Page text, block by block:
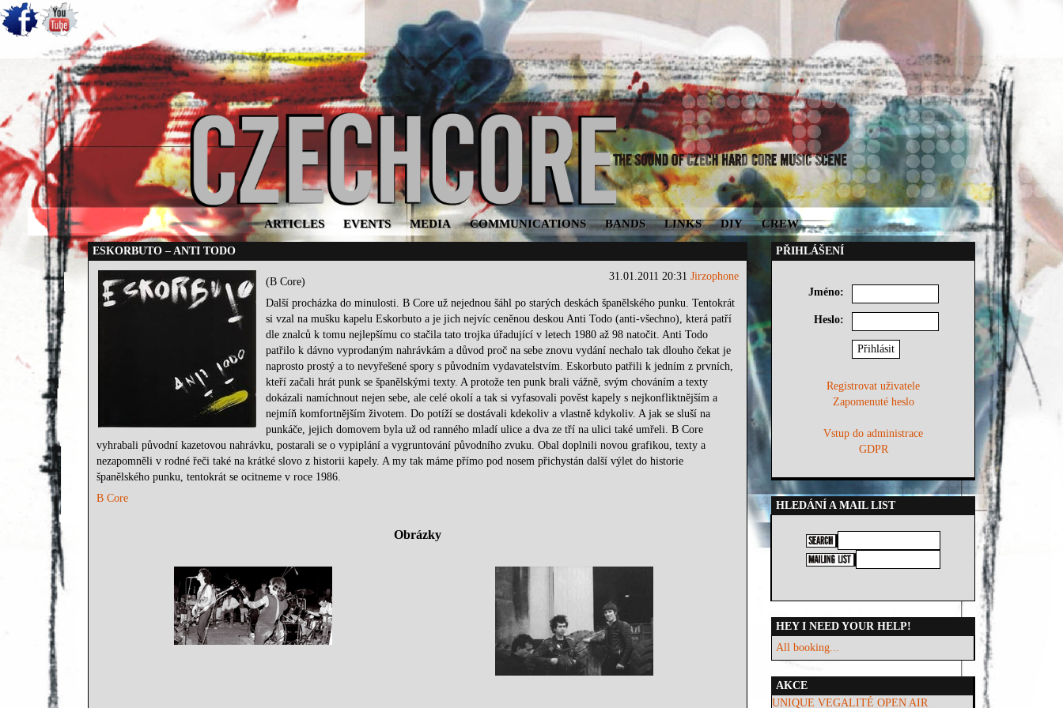
ARTICLES EVENTS MEDIA COMMUNICATIONS BANDS LINKS DIY CREW
ESKORBUTO – ANTI TODO
31.01.2011 20:31 Jirzophone
(B Core)
Další procházka do minulosti. B Core už nejednou šáhl po starých deskách španělského punku. Tentokrát
si vzal na mušku kapelu Eskorbuto a je jich nejvíc ceněnou deskou Anti Todo (anti-všechno), která patří
dle znalců k tomu nejlepšímu co stačila tato trojka úřadující v letech 1980 až 98 natočit. Anti Todo
patřilo k dávno vyprodaným nahrávkám a důvod proč na sebe znovu vydání nechalo tak dlouho čekat je
naprosto prostý a to nevyřešené spory s původním vydavatelstvím. Eskorbuto patřili k jedním z prvních,
kteří začali hrát punk se španělskými texty. A protože ten punk brali vážně, svým chováním a texty
dokázali namíchnout nejen sebe, ale celé okolí a tak si vyfasovali pověst kapely s nejkonfliktnějším a
nejmíň komfortnějším životem. Do potíží se dostávali kdekoliv a vlastně kdykoliv. A jak se sluší na
punkáče, jejich domovem byla už od ranného mladí ulice a dva ze tří na ulici také umřeli. B Core
vyhrabali původní kazetovou nahrávku, postarali se o vypiplání a vygruntování původního zvuku. Obal doplnili novou grafikou, texty a
nezapomněli v rodné řeči také na krátké slovo z historii kapely. A my tak máme přímo pod nosem přichystán další výlet do historie
španělského punku, tentokrát se ocitneme v roce 1986.
B Core
Obrázky
PŘIHLÁŠENÍ
Jméno:
Heslo:
Registrovat uživatele
Zapomenuté heslo
Vstup do administrace
GDPR
HLEDÁNÍ A MAIL LIST
HEY I NEED YOUR HELP!
All booking...
AKCE
UNIQUE VEGALITÉ OPEN AIR